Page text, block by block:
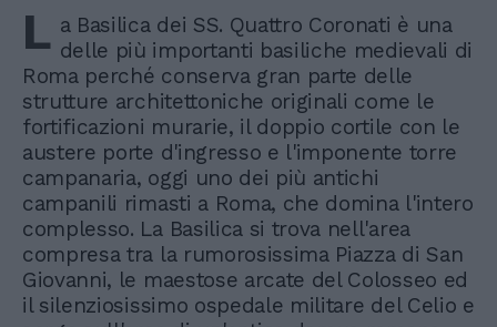
L a Basilica dei SS. Quattro Coronati è una
delle più importanti basiliche medievali di
Roma perché conserva gran parte delle
strutture architettoniche originali come le
fortificazioni murarie, il doppio cortile con le
austere porte d'ingresso e l'imponente torre
campanaria, oggi uno dei più antichi
campanili rimasti a Roma, che domina l'intero
complesso. La Basilica si trova nell'area
compresa tra la rumorosissima Piazza di San
Giovanni, le maestose arcate del Colosseo ed
il silenziosissimo ospedale militare del Celio e